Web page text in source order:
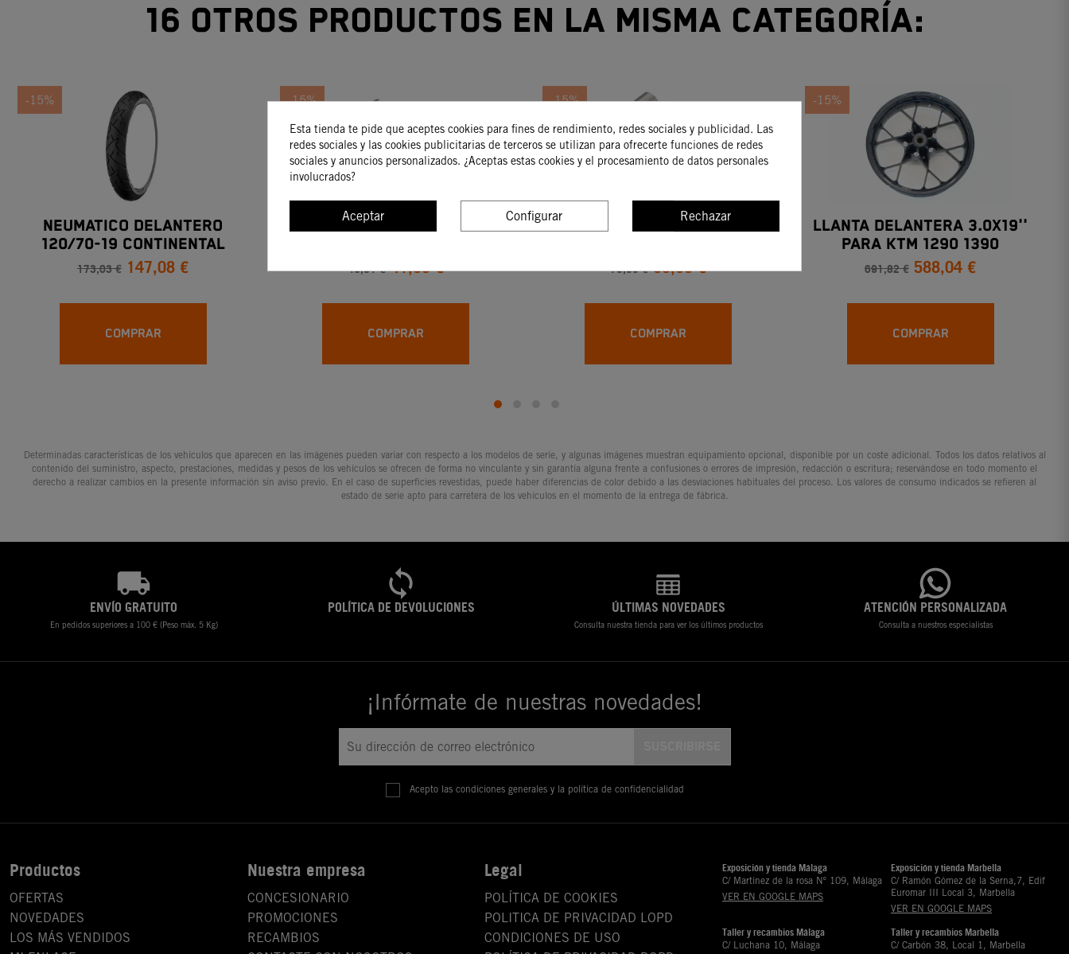
16 otros productos en la misma categoría:
-15%
NEUMATICO DELANTERO
120/70-19 CONTINENTAL
TRAILATTACK II
173,03 € 147,08 €
COMPRAR
-15%
KIT REPARACIÓN LLANTA
49,01 € 41,65 €
COMPRAR
-15%
KIT REPARACIÓN RUEDA
70,66 € 60,06 €
COMPRAR
-15%
LLANTA DELANTERA 3.0X19''
PARA KTM 1290 1390
SUPERADVENTURE
691,82 € 588,04 €
COMPRAR
Determinadas características de los vehículos que aparecen en las imágenes pueden variar con respecto a los modelos de serie, y algunas imágenes muestran equipamiento opcional, disponible por un coste adicional. Todos los datos relativos al
contenido del suministro, aspecto, prestaciones, medidas y pesos de los vehículos se ofrecen de forma no vinculante y sin garantía alguna frente a confusiones o errores de impresión, redacción o escritura; reservándose en todo momento el
derecho a realizar cambios en la presente información sin aviso previo. En el caso de superficies revestidas, puede haber diferencias de color debido a las desviaciones habituales del proceso. Los valores de consumo indicados se refieren al
estado de serie apto para carretera de los vehículos en el momento de la entrega de fábrica.
ENVÍO GRATUITO
En pedidos superiores a 100 € (Peso máx. 5 Kg)
POLÍTICA DE DEVOLUCIONES ÚLTIMAS NOVEDADES
Consulta nuestra tienda para ver los últimos productos
ATENCIÓN PERSONALIZADA
Consulta a nuestros especialistas
¡Infórmate de nuestras novedades!
Acepto las condiciones generales y la política de confidencialidad
Productos
OFERTAS
NOVEDADES
LOS MÁS VENDIDOS
Nuestra empresa
CONCESIONARIO
PROMOCIONES
RECAMBIOS
Legal
POLÍTICA DE COOKIES
POLITICA DE PRIVACIDAD LOPD
CONDICIONES DE USO
Exposición y tienda Málaga
C/ Martinez de la rosa Nº 109, Málaga
VER EN GOOGLE MAPS
Exposición y tienda Marbella
C/ Ramón Gómez de la Serna,7, Edif
Euromar III Local 3, Marbella
VER EN GOOGLE MAPS
Taller y recambios Málaga
C/ Luchana 10, Málaga
Taller y recambios Marbella
C/ Carbón 38, Local 1, Marbella
Esta tienda te pide que aceptes cookies para fines de rendimiento, redes sociales y publicidad. Las
redes sociales y las cookies publicitarias de terceros se utilizan para ofrecerte funciones de redes
sociales y anuncios personalizados. ¿Aceptas estas cookies y el procesamiento de datos personales
involucrados?
Aceptar Configurar Rechazar